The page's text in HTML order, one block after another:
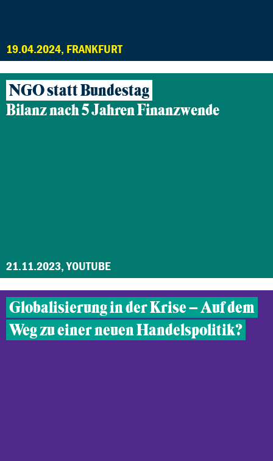
19.04.2024, FRANKFURT
NGO statt Bundestag
Bilanz nach 5 Jahren Finanzwende
21.11.2023, YOUTUBE
Globalisierung in der Krise – Auf dem
Weg zu einer neuen Handelspolitik?